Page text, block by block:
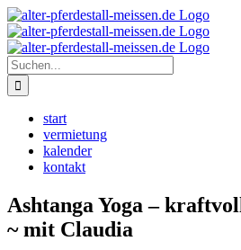
Zum
Inhalt
springen
Instagram
Suche
nach:
start
vermietung
kalender
kontakt
Ashtanga Yoga –
~ mit Claudia